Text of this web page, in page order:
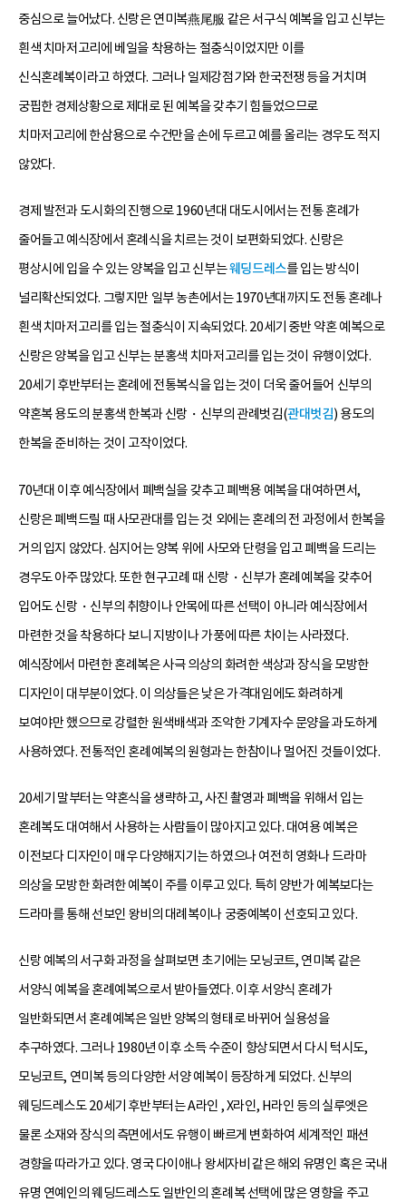
중심으로 늘어났다. 신랑은 연미복燕尾服 같은 서구식 예복을 입고 신부는
흰색 치마저고리에 베일을 착용하는 절충식이었지만 이를
신식혼례복이라고 하였다. 그러나 일제강점기와 한국전쟁 등을 거치며
궁핍한 경제상황으로 제대로 된 예복을 갖추기 힘들었으므로
치마저고리에 한삼용으로 수건만을 손에 두르고 예를 올리는 경우도 적지
않았다.
경제 발전과 도시화의 진행으로 1960년대 대도시에서는 전통 혼례가
줄어들고 예식장에서 혼례식을 치르는 것이 보편화되었다. 신랑은
평상시에 입을 수 있는 양복을 입고 신부는웨딩드레스를 입는 방식이
널리확산되었다. 그렇지만 일부 농촌에서는 1970년대까지도 전통 혼례나
흰색 치마저고리를 입는 절충식이 지속되었다. 20세기 중반 약혼 예복으로
신랑은 양복을 입고 신부는 분홍색 치마저고리를 입는 것이 유행이었다.
20세기 후반부터는 혼례에 전통복식을 입는 것이 더욱 줄어들어 신부의
약혼복 용도의 분홍색 한복과 신랑・신부의 관례벗김(관대벗김) 용도의
한복을 준비하는 것이 고작이었다.
70년대 이후 예식장에서 폐백실을 갖추고 폐백용 예복을 대여하면서,
신랑은 폐백드릴 때 사모관대를 입는 것 외에는 혼례의 전 과정에서 한복을
거의 입지 않았다. 심지어는 양복 위에 사모와 단령을 입고 폐백을 드리는
경우도 아주 많았다. 또한 현구고례 때 신랑・신부가 혼례예복을 갖추어
입어도 신랑・신부의 취향이나 안목에 따른 선택이 아니라 예식장에서
마련한 것을 착용하다 보니 지방이나 가풍에 따른 차이는 사라졌다.
예식장에서 마련한 혼례복은 사극 의상의 화려한 색상과 장식을 모방한
디자인이 대부분이었다. 이 의상들은 낮은 가격대임에도 화려하게
보여야만 했으므로 강렬한 원색배색과 조악한 기계자수 문양을 과도하게
사용하였다. 전통적인 혼례예복의 원형과는 한참이나 멀어진 것들이었다.
20세기 말부터는 약혼식을 생략하고, 사진 촬영과 폐백을 위해서 입는
혼례복도 대여해서 사용하는 사람들이 많아지고 있다. 대여용 예복은
이전보다 디자인이 매우 다양해지기는 하였으나 여전히 영화나 드라마
의상을 모방한 화려한 예복이 주를 이루고 있다. 특히 양반가 예복보다는
드라마를 통해 선보인 왕비의 대례복이나 궁중예복이 선호되고 있다.
신랑 예복의 서구화 과정을 살펴보면 초기에는 모닝코트, 연미복 같은
서양식 예복을 혼례예복으로서 받아들였다. 이후 서양식 혼례가
일반화되면서 혼례예복은 일반 양복의 형태로 바뀌어 실용성을
추구하였다. 그러나 1980년 이후 소득 수준이 향상되면서 다시 턱시도,
모닝코트, 연미복 등의 다양한 서양 예복이 등장하게 되었다. 신부의
웨딩드레스도 20세기 후반부터는 A라인 , X라인, H라인 등의 실루엣은
물론 소재와 장식의 측면에서도 유행이 빠르게 변화하여 세계적인 패션
경향을 따라가고 있다. 영국 다이애나 왕세자비 같은 해외 유명인 혹은 국내
유명 연예인의 웨딩드레스도 일반인의 혼례복 선택에 많은 영향을 주고